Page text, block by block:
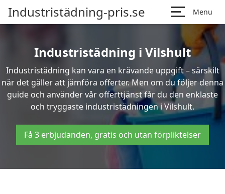
Industristädning-pris.se Menu
Industristädning i Vilshult
Industristädning kan vara en krävande uppgift – särskilt
när det gäller att jämföra offerter. Men om du följer denna
guide och använder vår offerttjänst får du den enklaste
och tryggaste industristädningen i Vilshult.
Få 3 erbjudanden, gratis och utan förpliktelser